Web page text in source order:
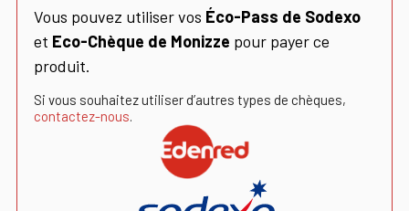
Vous pouvez utiliser vos Éco-Pass de Sodexo
et Eco-Chèque de Monizze pour payer ce
produit.
Si vous souhaitez utiliser d’autres types de chèques,
contactez-nous.